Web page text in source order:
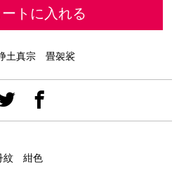
ートに入れる
真宗 畳袈裟
紋 紺色